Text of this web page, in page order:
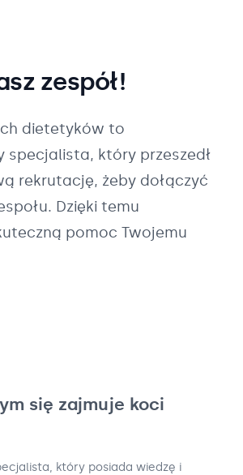
zespół!
dietetyków to
specjalista, który przeszedł
rekrutację, żeby dołączyć
Dzięki temu
pomoc Twojemu
się zajmuje koci
który posiada wiedzę i